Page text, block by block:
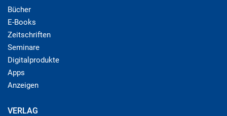
Bücher
E-Books
Zeitschriften
Seminare
Digitalprodukte
Apps
Anzeigen
VERLAG